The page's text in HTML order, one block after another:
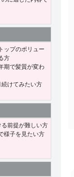
ップのボリュー
方
期で髪質が変わ
続けてみたい方
る前提が難しい方
様子を見たい方